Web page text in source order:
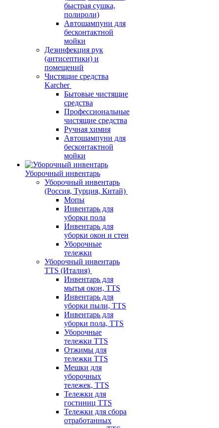
быстрая сушка,
полироли)
Автошампуни для
бесконтактной
мойки
Дезинфекция рук
(антисептики) и
помещений
Чистящие средства
Karcher
Бытовые чистящие
средства
Профессиональные
чистящие средства
Ручная химия
Автошампуни для
бесконтактной
мойки
Уборочный инвентарь
Уборочный инвентарь
(Россия, Турция, Китай)
Мопы
Инвентарь для
уборки пола
Инвентарь для
уборки окон и стен
Уборочные
тележки
Уборочный инвентарь
TTS (Италия)
Инвентарь для
мытья окон, TTS
Инвентарь для
уборки пыли, TTS
Инвентарь для
уборки пола, TTS
Уборочные
тележки TTS
Отжимы для
тележки TTS
Мешки для
уборочных
тележек, TTS
Тележки для
гостиниц TTS
Тележки для сбора
отработанных